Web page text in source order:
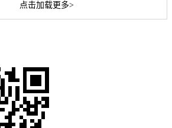
点击加载更多>